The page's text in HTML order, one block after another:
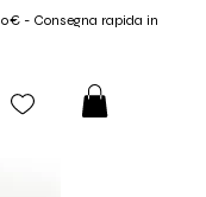
- Consegna rapida in